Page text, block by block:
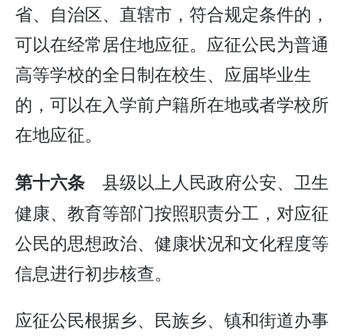
省、自治区、直辖市，符合规定条件的，
可以在经常居住地应征。应征公民为普通
高等学校的全日制在校生、应届毕业生
的，可以在入学前户籍所在地或者学校所
在地应征。
第十六条 县级以上人民政府公安、卫生
健康、教育等部门按照职责分工，对应征
公民的思想政治、健康状况和文化程度等
信息进行初步核查。
应征公民根据乡、民族乡、镇和街道办事